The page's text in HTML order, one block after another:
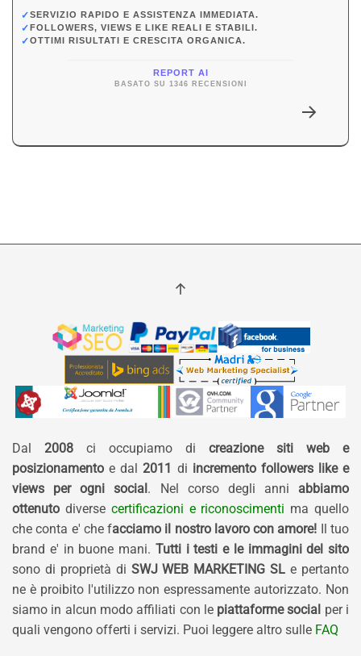
✓SERVIZIO RAPIDO E ASSISTENZA IMMEDIATA.
✓ FOLLOWERS, VIEWS E LIKE REALI E STABILI.
✓OTTIMI RISULTATI E CRESCITA ORGANICA.
REPORT AI
BASATO SU 1346 RECENSIONI
Dal 2008 ci occupiamo di creazione siti web e
posizionamento e dal 2011 di incremento followers like e
views per ogni social . Nel corso degli anni abbiamo
ottenuto diverse certificazioni e riconoscimenti ma quello
che conta e' che facciamo il nostro lavoro con amore! Il tuo
brand e' in buone mani. Tutti i testi e le immagini del sito
sono di proprietà di SWJ WEB MARKETING SL e pertanto
ne è proibito l'utilizzo non espressamente autorizzato. Non
siamo in alcun modo affiliati con le piattaforme social per i
quali vengono offerti i servizi. Puoi leggere altro sulle FAQ